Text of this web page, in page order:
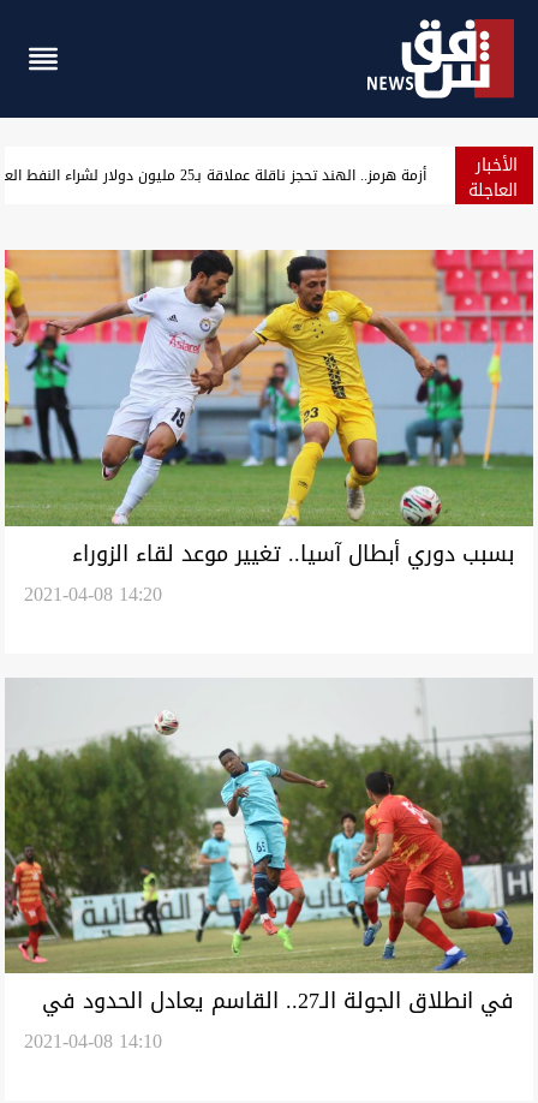
الأخبار
العاجلة مسؤول سوري: التعاون النفطي مع العراق يخفف أزمة الطاقة ويمهد
بسبب دوري أبطال آسيا.. تغيير موعد لقاء الزوراء
2021-04-08 14:20
في انطلاق الجولة الـ27.. القاسم يعادل الحدود في
2021-04-08 14:10